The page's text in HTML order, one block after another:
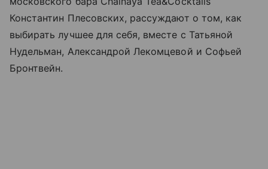
Константин Плесовских, рассуждают о том, как
выбирать лучшее для себя, вместе с Татьяной
Нудельман, Александрой Лекомцевой и Софьей
Бронтвейн.